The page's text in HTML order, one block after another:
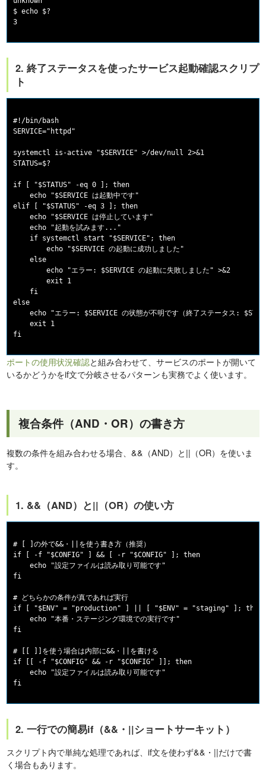
$ echo $?
2. 終了ステータスを使ったサービス起動確認スクリプ
ト
#!/bin/bash
SERVICE="httpd"
systemctl is-active "$SERVICE" >/dev/null 2>&1
STATUS=$?
if [ "$STATUS" -eq 0 ]; then
    echo "$SERVICE は起動中です"
elif [ "$STATUS" -eq 3 ]; then
    echo "$SERVICE は停止しています"
    echo "起動を試みます..."
    if systemctl start "$SERVICE"; then
        echo "$SERVICE の起動に成功しました"
    else
        echo "エラー: $SERVICE の起動に失敗しました" >&2
        exit 1
    fi
else
echo "エラー: $SERVICE の状態が不明です（終了ステータス:
    exit 1
ポートの使用状況確認と組み合わせて、サービスのポートが開いて
いるかどうかをif文で分岐させるパターンも実務でよく使います。
複合条件（AND・OR）の書き方
複数の条件を組み合わせる場合、&&（AND）と||（OR）を使いま
す。
1. &&（AND）と||（OR）の使い方
# [ ]の外で&&・||を使う書き方（推奨）
if [ -f "$CONFIG" ] && [ -r "$CONFIG" ]; then
    echo "設定ファイルは読み取り可能です"
fi
# どちらかの条件が真であれば実行
if [ "$ENV" = "production" ] || [ "$ENV" = "staging" ]; then
    echo "本番・ステージング環境での実行です"
fi
# [[ ]]を使う場合は内部に&&・||を書ける
if [[ -f "$CONFIG" && -r "$CONFIG" ]]; then
    echo "設定ファイルは読み取り可能です"
2. 一行での簡易if（&&・||ショートサーキット）
スクリプト内で単純な処理であれば、if文を使わず&&・||だけで書
く場合もあります。